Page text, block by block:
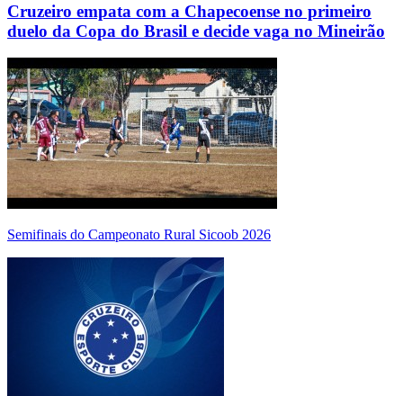
Cruzeiro empata com a Chapecoense no primeiro
duelo da Copa do Brasil e decide vaga no Mineirão
Semifinais do Campeonato Rural Sicoob 2026